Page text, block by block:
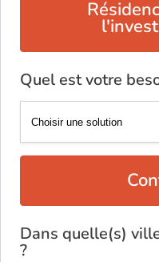
Quel est votre
Dans quelle(s)
?